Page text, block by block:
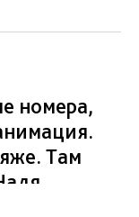
номера,
Там
налить,